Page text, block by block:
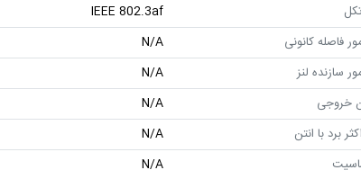
IEEE 802.3af
فاصله کانونی
N/A
سازنده لنز
N/A
خروجی
N/A
برد با انتن
N/A
N/A